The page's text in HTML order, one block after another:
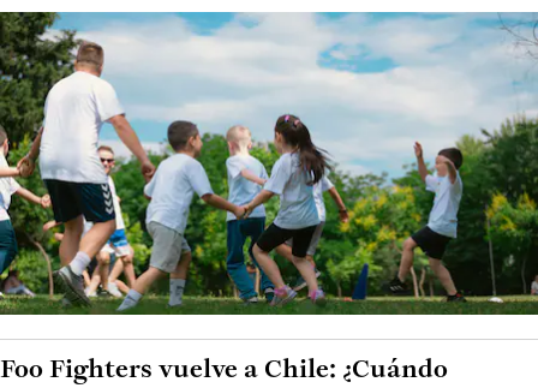
Foo Fighters vuelve a Chile: ¿Cuándo